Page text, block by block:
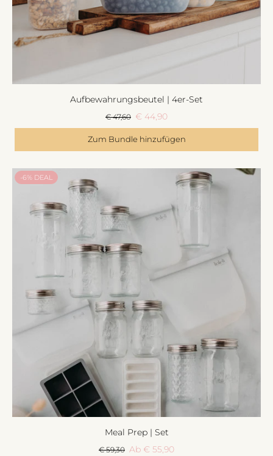
Aufbewahrungsbeutel | 4er-Set
€ 47,60 € 44,90
Zum Bundle hinzufügen
-6% DEAL
Meal Prep | Set
€ 59,30 Ab € 55,90